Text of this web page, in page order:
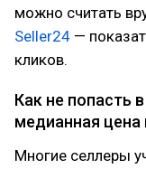
можно считать
Seller24 —
кликов.
Как не попасть
медианная цена
Многие селлеры